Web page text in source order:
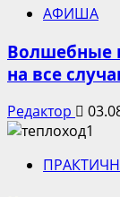
АФИША
Волшебные
на все
Редактор